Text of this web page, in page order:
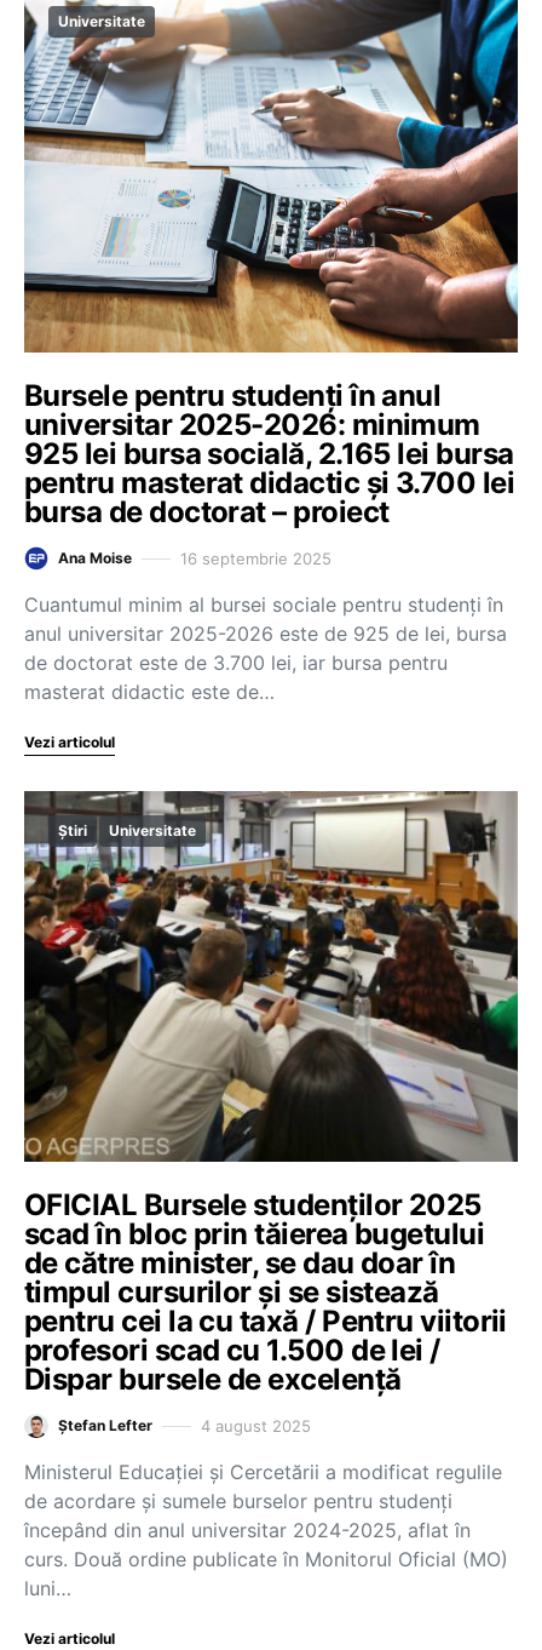
Universitate
Bursele pentru studenți în anul
universitar 2025-2026: minimum
925 lei bursa socială, 2.165 lei bursa
pentru masterat didactic și 3.700 lei
bursa de doctorat – proiect
Ana Moise 16 septembrie 2025
Cuantumul minim al bursei sociale pentru studenți în
anul universitar 2025-2026 este de 925 de lei, bursa
de doctorat este de 3.700 lei, iar bursa pentru
masterat didactic este de…
Vezi articolul
Știri Universitate
OFICIAL Bursele studenților 2025
scad în bloc prin tăierea bugetului
de către minister, se dau doar în
timpul cursurilor și se sistează
pentru cei la cu taxă / Pentru viitorii
profesori scad cu 1.500 de lei /
Dispar bursele de excelență
Ștefan Lefter 4 august 2025
Ministerul Educației și Cercetării a modificat regulile
de acordare și sumele burselor pentru studenți
începând din anul universitar 2024-2025, aflat în
curs. Două ordine publicate în Monitorul Oficial (MO)
luni…
Vezi articolul